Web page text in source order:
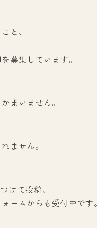
と、
を募集しています。
まいません。
ません。
けて投稿、
ームからも受付中です。